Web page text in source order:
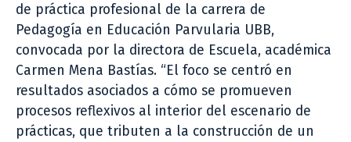
de práctica profesional de la carrera de
Pedagogía en Educación Parvularia UBB,
convocada por la directora de Escuela, académica
Carmen Mena Bastías. “El foco se centró en
resultados asociados a cómo se promueven
procesos reflexivos al interior del escenario de
prácticas, que tributen a la construcción de un